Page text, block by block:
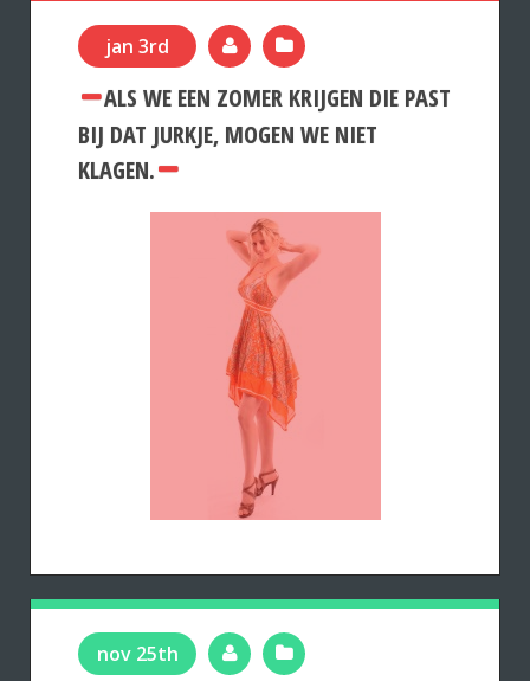
jan 3rd
ALS WE EEN ZOMER KRIJGEN DIE PAST
BIJ DAT JURKJE, MOGEN WE NIET
KLAGEN.
nov 25th